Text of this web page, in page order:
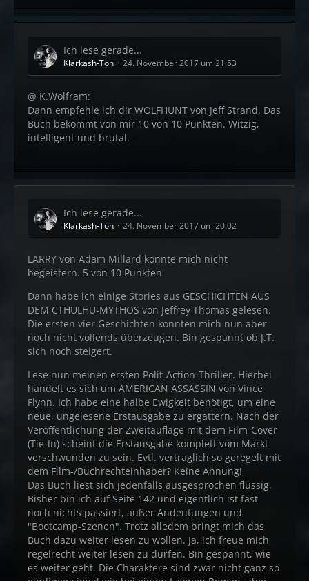
Ich lese gerade...
Klarkash-Ton 24. November 2017 um 21:53
@ K.Wolfram:
Dann empfehle ich dir WOLFHUNT von Jeff Strand. Das
Buch bekommt von mir 10 von 10 Punkten. Witzig,
intelligent und brutal.
Ich lese gerade...
Klarkash-Ton 24. November 2017 um 20:02
LARRY von Adam Millard konnte mich nicht
begeistern. 5 von 10 Punkten
Dann habe ich einige Stories aus GESCHICHTEN AUS
DEM CTHULHU-MYTHOS von Jeffrey Thomas gelesen.
Die ersten vier Geschichten konnten mich nun aber
noch nicht vollends überzeugen. Bin gespannt ob J.T.
sich noch steigert.
Lese nun meinen ersten Polit-Action-Thriller. Hierbei
handelt es sich um AMERICAN ASSASSIN von Vince
Flynn. Ich habe eine halbe Ewigkeit benötigt, um eine
neue, ungelesene Erstausgabe zu ergattern. Nach der
Veröffentlichung der Zweitauflage mit dem Film-Cover
(Tie-In) scheint die Erstausgabe komplett vom Markt
verschwunden zu sein. Evtl. vertraglich so geregelt mit
dem Film-/Buchrechteinhaber? Keine Ahnung!
Das Buch liest sich jedenfalls ausgesprochen flüssig.
Bisher bin ich auf Seite 142 und eigentlich ist fast
noch nichts passiert, außer Andeutungen und
"Bootcamp-Szenen". Trotz alledem bringt mich das
Buch dazu weiter lesen zu wollen. Ja, ich freue mich
regelrecht weiter lesen zu dürfen. Bin gespannt, wie
es weiter geht. Die Charaktere sind zwar nicht ganz so